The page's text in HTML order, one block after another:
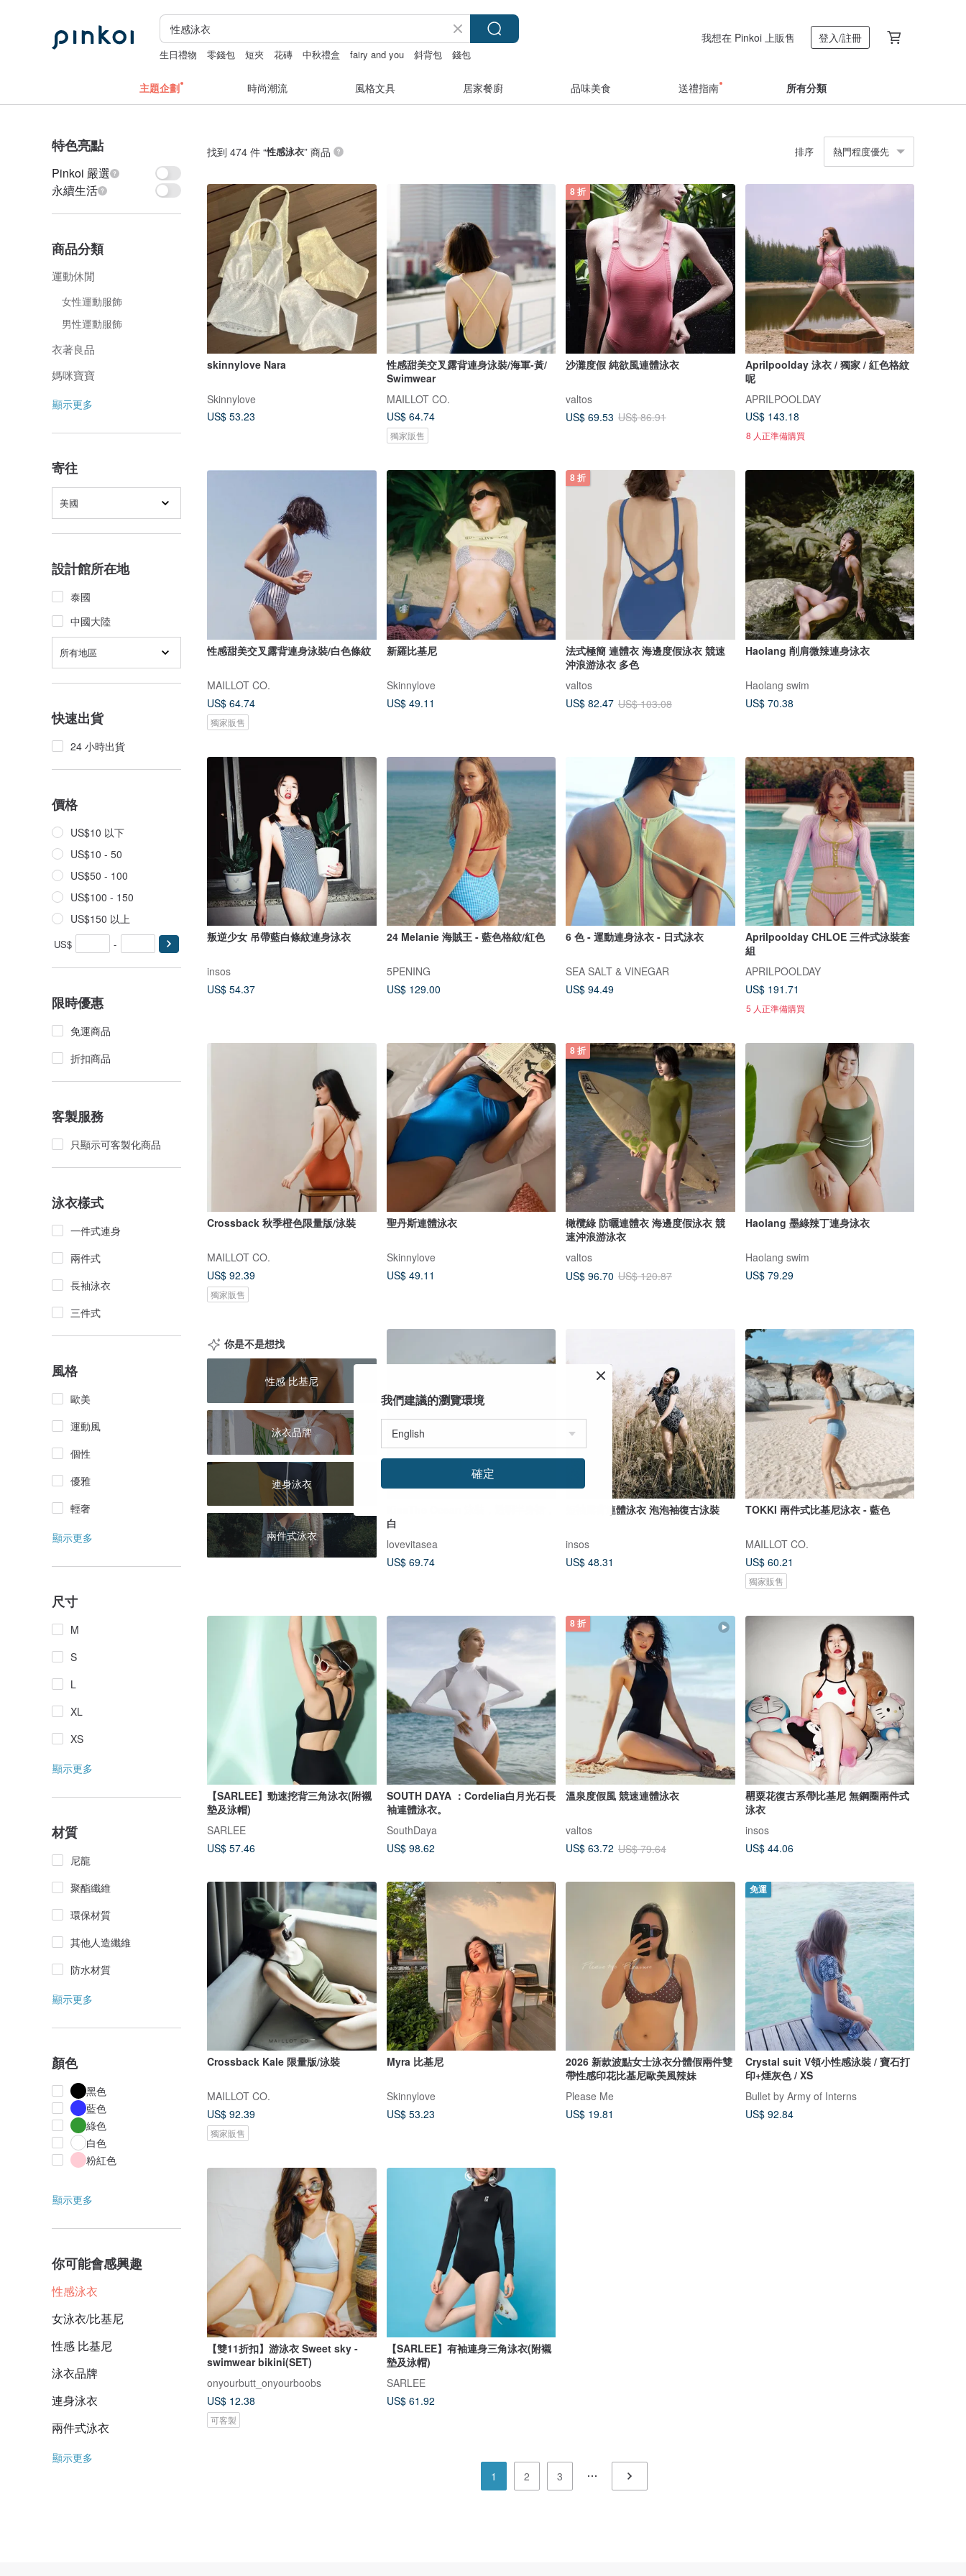
生日禮物 零錢包 短夾 花磚 中秋禮盒 fairy and you 斜背包 錢包
我想在 Pinkoi 上販售 登入/註冊
主題企劃 時尚潮流 風格文具 居家餐廚 品味美食 送禮指南 所有分類
特色亮點
Pinkoi 嚴選
永續生活
商品分類
運動休閒
女性運動服飾
男性運動服飾
衣著良品
媽咪寶寶
顯示更多
寄往
美國
設計館所在地
泰國
中國大陸
所有地區
快速出貨
24 小時出貨
價格
US$10 以下
US$10 - 50
US$50 - 100
US$100 - 150
US$150 以上
US$ -
限時優惠
免運商品
折扣商品
客製服務
只顯示可客製化商品
泳衣樣式
一件式連身
兩件式
長袖泳衣
三件式
風格
歐美
運動風
個性
優雅
輕奢
顯示更多
尺寸
M
S
L
XL
XS
顯示更多
材質
尼龍
聚酯纖維
環保材質
其他人造纖維
防水材質
顯示更多
顏色
黑色
藍色
綠色
白色
粉紅色
顯示更多
你可能會感興趣
性感泳衣
女泳衣/比基尼
性感 比基尼
泳衣品牌
連身泳衣
兩件式泳衣
顯示更多
找到 474 件 “性感泳衣” 商品 排序 熱門程度優先
skinnylove Nara
Skinnylove
US$ 53.23
性感甜美交叉露背連身泳裝/海軍-黃/
Swimwear
MAILLOT CO.
US$ 64.74
獨家販售
8 折
沙灘度假 純欲風連體泳衣
valtos
US$ 69.53 US$ 86.91
Aprilpoolday 泳衣 / 獨家 / 紅色格紋
呢
APRILPOOLDAY
US$ 143.18
8 人正準備購買
性感甜美交叉露背連身泳裝/白色條紋
MAILLOT CO.
US$ 64.74
獨家販售
新羅比基尼
Skinnylove
US$ 49.11
8 折
法式極簡 連體衣 海邊度假泳衣 競速
沖浪游泳衣 多色
valtos
US$ 82.47 US$ 103.08
Haolang 削肩微辣連身泳衣
Haolang swim
US$ 70.38
叛逆少女 吊帶藍白條紋連身泳衣
insos
US$ 54.37
24 Melanie 海賊王 - 藍色格紋/紅色
5PENING
US$ 129.00
6 色 - 運動連身泳衣 - 日式泳衣
SEA SALT & VINEGAR
US$ 94.49
Aprilpoolday CHLOE 三件式泳裝套
組
APRILPOOLDAY
US$ 191.71
5 人正準備購買
Crossback 秋季橙色限量版/泳裝
MAILLOT CO.
US$ 92.39
獨家販售
聖丹斯連體泳衣
Skinnylove
US$ 49.11
8 折
橄欖綠 防曬連體衣 海邊度假泳衣 競
速沖浪游泳衣
valtos
US$ 96.70 US$ 120.87
Haolang 墨綠辣丁連身泳衣
Haolang swim
US$ 79.29
你是不是想找
性感 比基尼
泳衣品牌
連身泳衣
兩件式泳衣
白
lovevitasea
US$ 69.74
短袖露背連體泳衣 泡泡袖復古泳裝
insos
US$ 48.31
TOKKI 兩件式比基尼泳衣 - 藍色
MAILLOT CO.
US$ 60.21
獨家販售
【SARLEE】勁速挖背三角泳衣(附襯
墊及泳帽)
SARLEE
US$ 57.46
SOUTH DAYA ：Cordelia白月光石長
袖連體泳衣。
SouthDaya
US$ 98.62
8 折
溫泉度假風 競速連體泳衣
valtos
US$ 63.72 US$ 79.64
罌粟花復古系帶比基尼 無鋼圈兩件式
泳衣
insos
US$ 44.06
Crossback Kale 限量版/泳裝
MAILLOT CO.
US$ 92.39
獨家販售
Myra 比基尼
Skinnylove
US$ 53.23
2026 新款波點女士泳衣分體假兩件雙
帶性感印花比基尼歐美風辣妹
Please Me
US$ 19.81
免運
Crystal suit V領小性感泳裝 / 寶石打
印+煙灰色 / XS
Bullet by Army of Interns
US$ 92.84
【雙11折扣】游泳衣 Sweet sky -
swimwear bikini(SET)
onyourbutt_onyourboobs
US$ 12.38
可客製
【SARLEE】有袖連身三角泳衣(附襯
墊及泳帽)
SARLEE
US$ 61.92
1 2 3
我們建議的瀏覽環境
確定